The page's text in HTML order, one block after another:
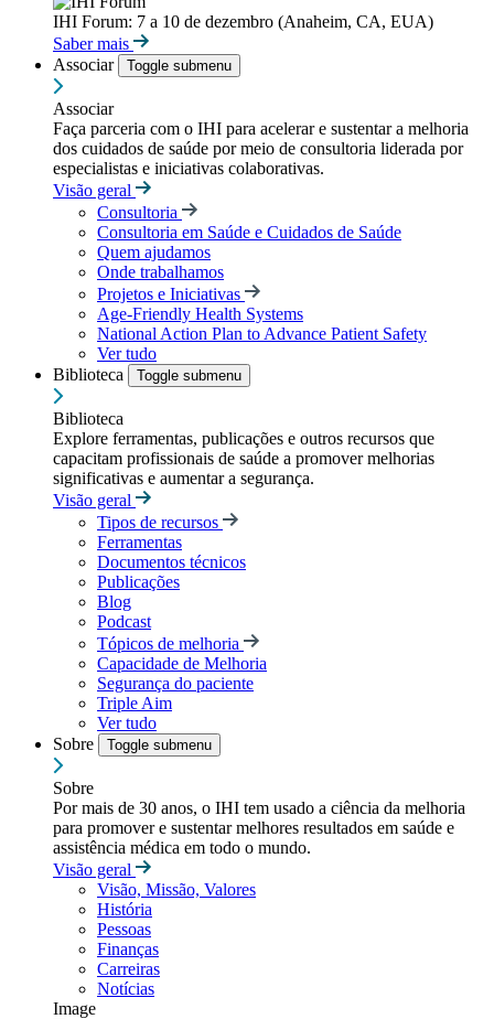
IHI Forum: 7 a 10 de dezembro (Anaheim, CA, EUA)
Saber mais
Associar
Toggle submenu
Associar
Faça parceria com o IHI para acelerar e sustentar a melhoria
dos cuidados de saúde por meio de consultoria liderada por
especialistas e iniciativas colaborativas.
Visão geral
Consultoria
Consultoria em Saúde e Cuidados de Saúde
Quem ajudamos
Onde trabalhamos
Projetos e Iniciativas
Age-Friendly Health Systems
National Action Plan to Advance Patient Safety
Ver tudo
Biblioteca
Toggle submenu
Biblioteca
Explore ferramentas, publicações e outros recursos que
capacitam profissionais de saúde a promover melhorias
significativas e aumentar a segurança.
Visão geral
Tipos de recursos
Ferramentas
Documentos técnicos
Publicações
Blog
Podcast
Tópicos de melhoria
Capacidade de Melhoria
Segurança do paciente
Triple Aim
Ver tudo
Sobre
Toggle submenu
Sobre
Por mais de 30 anos, o IHI tem usado a ciência da melhoria
para promover e sustentar melhores resultados em saúde e
assistência médica em todo o mundo.
Visão geral
Visão, Missão, Valores
História
Pessoas
Finanças
Carreiras
Notícias
Image